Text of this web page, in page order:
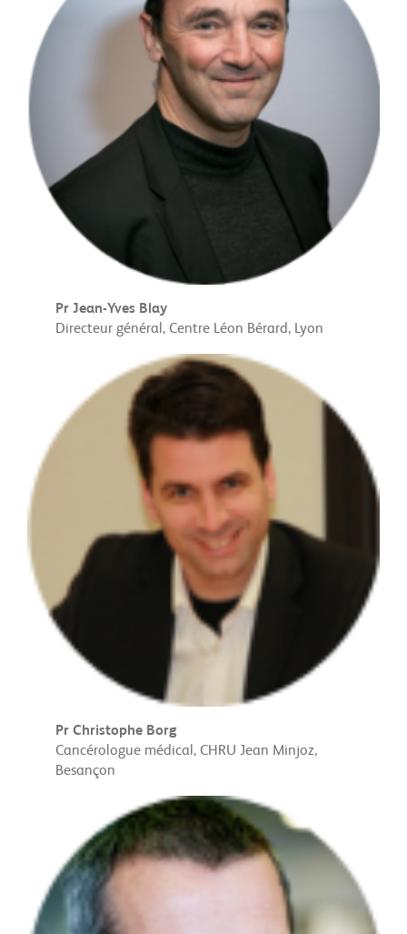
Pr Jean-Yves Blay
Directeur général, Centre Léon Bérard, Lyon
Pr Christophe Borg
Cancérologue médical, CHRU Jean Minjoz,
Besançon